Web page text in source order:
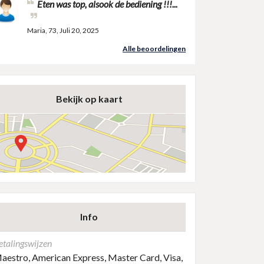
Eten was top, alsook de bediening !!!...
Maria, 73, Juli 20, 2025
Alle beoordelingen
Bekijk op kaart
Info
American Express, Master Card, Visa,